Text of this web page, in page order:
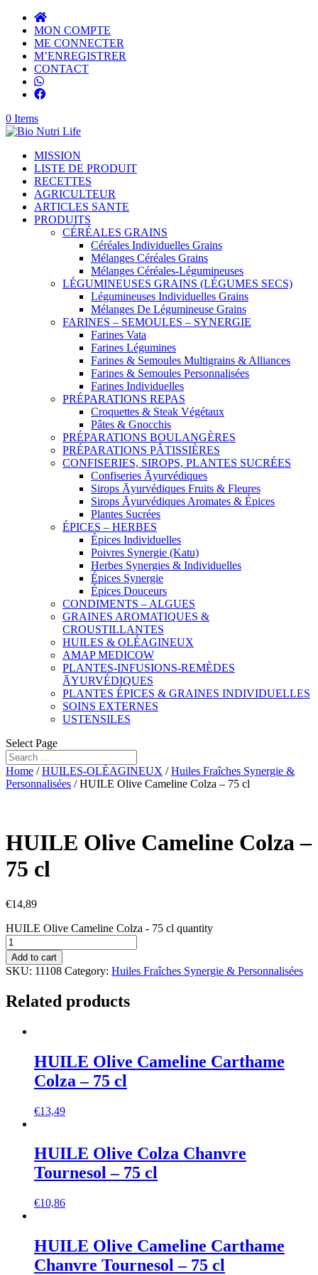
MON COMPTE
ME CONNECTER
M’ENREGISTRER
CONTACT
0 Items
MISSION
LISTE DE PRODUIT
RECETTES
AGRICULTEUR
ARTICLES SANTE
PRODUITS
CÉRÉALES GRAINS
Céréales Individuelles Grains
Mélanges Céréales Grains
Mélanges Céréales-Légumineuses
LÉGUMINEUSES GRAINS (LÉGUMES SECS)
Légumineuses Individuelles Grains
Mélanges De Légumineuse Grains
FARINES – SEMOULES – SYNERGIE
Farines Vata
Farines Légumines
Farines & Semoules Multigrains & Alliances
Farines & Semoules Personnalisées
Farines Individuelles
PRÉPARATIONS REPAS
Croquettes & Steak Végétaux
Pâtes & Gnocchis
PRÉPARATIONS BOULANGÈRES
PRÉPARATIONS PÂTISSIÈRES
CONFISERIES, SIROPS, PLANTES SUCRÉES
Confiseries Āyurvédiques
Sirops Āyurvédiques Fruits & Fleures
Sirops Āyurvédiques Aromates & Épices
Plantes Sucrées
ÉPICES – HERBES
Épices Individuelles
Poivres Synergie (Katu)
Herbes Synergies & Individuelles
Épices Synergie
Épices Douceurs
CONDIMENTS – ALGUES
GRAINES AROMATIQUES &
CROUSTILLANTES
HUILES & OLÉAGINEUX
AMAP MEDICOW
PLANTES-INFUSIONS-REMÈDES
ĀYURVÉDIQUES
PLANTES ÉPICES & GRAINES INDIVIDUELLES
SOINS EXTERNES
USTENSILES
Select Page
Home /HUILES-OLÉAGINEUX /Huiles Fraîches Synergie &
Personnalisées / HUILE Olive Cameline Colza – 75 cl
HUILE Olive Cameline Colza –
75 cl
€14,89
HUILE Olive Cameline Colza - 75 cl quantity
Add to cart
SKU: 11108 Category: Huiles Fraîches Synergie & Personnalisées
Related products
HUILE Olive Cameline Carthame
Colza – 75 cl
€13,49
HUILE Olive Colza Chanvre
Tournesol – 75 cl
€10,86
HUILE Olive Cameline Carthame
Chanvre Tournesol – 75 cl